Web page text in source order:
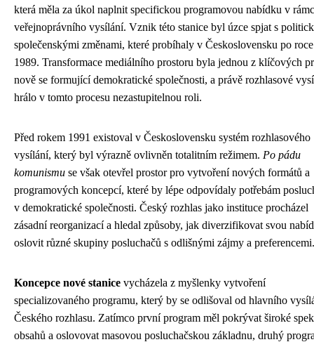
která měla za úkol naplnit specifickou programovou nabídku v
veřejnoprávního vysílání. Vznik této stanice byl úzce spjat s
společenskými změnami, které probíhaly v Československu po roce
1989. Transformace mediálního prostoru byla jednou z klíčových
nově se formující demokratické společnosti, a právě rozhlasové
hrálo v tomto procesu nezastupitelnou roli.
Před rokem 1991 existoval v Československu systém rozhlasového
vysílání, který byl výrazně ovlivněn totalitním režimem. Po pádu
komunismu se však otevřel prostor pro vytvoření nových formátů a
programových koncepcí, které by lépe odpovídaly potřebám
v demokratické společnosti. Český rozhlas jako instituce procházel
zásadní reorganizací a hledal způsoby, jak diverzifikovat svou
oslovit různé skupiny posluchačů s odlišnými zájmy a preferencemi.
Koncepce nové stanice vycházela z myšlenky vytvoření
specializovaného programu, který by se odlišoval od hlavního
Českého rozhlasu. Zatímco první program měl pokrývat široké
obsahů a oslovovat masovou posluchačskou základnu, druhý